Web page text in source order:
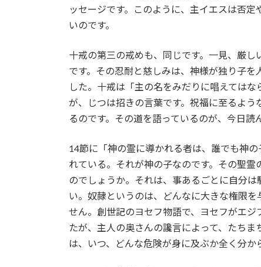
ッセージです。このように、主イエスは否
いのです。
十戒の第三の戒めも、同じです。一見、厳
です。その忍耐と慈しみは、神様が独り子
した。十戒は「主の名をみだりに唱えては
が、じつは招きの言葉です。祝福に至るよ
るのです。その道を語っているのが、今日読
14節に「神の霊に導かれる者は、誰でも神
れている。それが神の子なのです。その聖
のでしょうか。それは、事あるごとに自分
い。奴隷というのは、どんなに大きな権限
せん。創世記のヨセフ物語で、ヨセフがエ
たが、主人の奥さんの讒言によって、たち
は、いつ、どんな危険が身に及ぶか全く分か